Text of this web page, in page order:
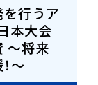
行うア
本大会
～将来
～